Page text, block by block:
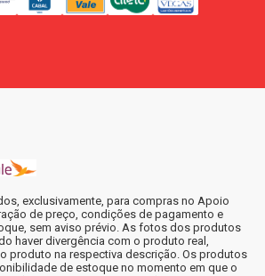
exclusivamente, para compras no Apoio
de preço, condições de pagamento e
sem aviso prévio. As fotos dos produtos
haver divergência com o produto real,
produto na respectiva descrição. Os produtos
de estoque no momento em que o